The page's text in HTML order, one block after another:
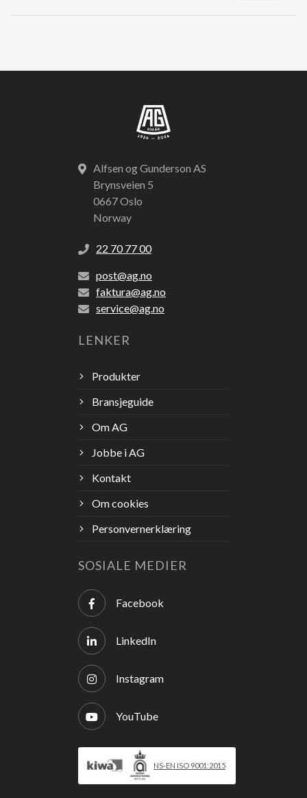
Alfsen og Gunderson AS
Brynsveien 5
0667 Oslo
Norway
22 70 77 00
post@ag.no
faktura@ag.no
service@ag.no
LENKER
Produkter
Bransjeguide
Om AG
Jobbe i AG
Kontakt
Om cookies
Personvernerklæring
SOSIALE MEDIER
Facebook
LinkedIn
Instagram
YouTube
NS-EN ISO 9001:2015